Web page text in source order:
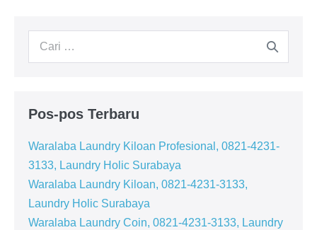
Pencarian
Pos-pos Terbaru
Waralaba Laundry Kiloan Profesional, 0821-4231-
3133, Laundry Holic Surabaya
Waralaba Laundry Kiloan, 0821-4231-3133,
Laundry Holic Surabaya
Waralaba Laundry Coin, 0821-4231-3133, Laundry